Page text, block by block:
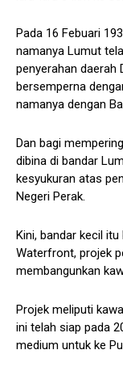
Pada 16 Febuari
namanya Lumut
penyerahan daerah
bersemperna
namanya dengan
Dan bagi
dibina di bandar
kesyukuran atas
Negeri Perak.
Kini, bandar kecil
Waterfront, projek
membangunkan
Projek meliputi
ini telah siap pada
medium untuk ke